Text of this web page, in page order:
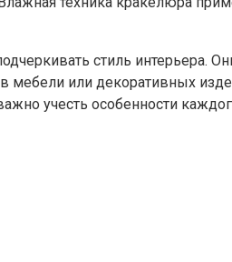
стиль интерьера.
мебели или декоративных
учесть особенности